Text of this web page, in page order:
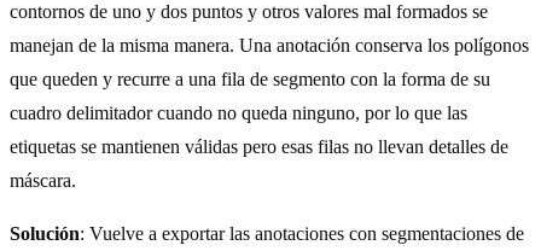
contornos de uno y dos puntos y otros valores mal formados se
manejan de la misma manera. Una anotación conserva los polígonos
que queden y recurre a una fila de segmento con la forma de su
cuadro delimitador cuando no queda ninguno, por lo que las
etiquetas se mantienen válidas pero esas filas no llevan detalles de
máscara.
Solución: Vuelve a exportar las anotaciones con segmentaciones de